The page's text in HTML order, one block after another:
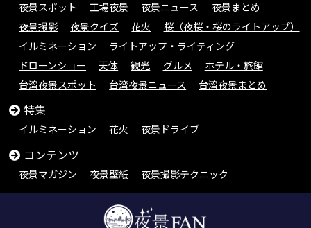
夜景スポット 工場夜景 夜景ニュース
夜景まとめ
夜景撮影
夜景クイズ 花火
桜（夜桜・桜のライトアップ）
イルミネーション
ライトアップ・ライティング
ドローンショー
天体 観光 グルメ
ホテル・旅館
台湾夜景スポット
台湾夜景ニュース 台湾夜景まとめ
特集
イルミネーション 花火 夜景ドライブ
コンテンツ
夜景マガジン 夜景壁紙 夜景撮影テクニック